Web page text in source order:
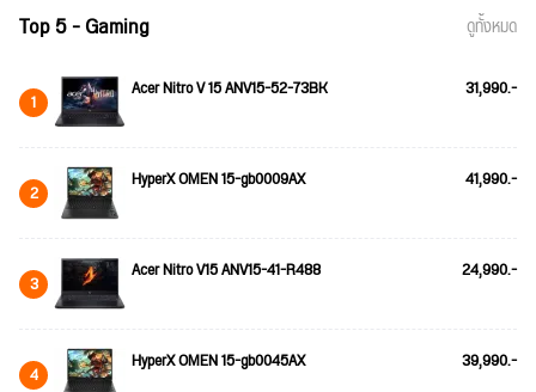
Top 5 - Gaming ดูทั้งหมด
1 Acer Nitro V 15 ANV15-52-73BK 31,990.-
2 HyperX OMEN 15-gb0009AX 41,990.-
3 Acer Nitro V15 ANV15-41-R488 24,990.-
4 HyperX OMEN 15-gb0045AX 39,990.-